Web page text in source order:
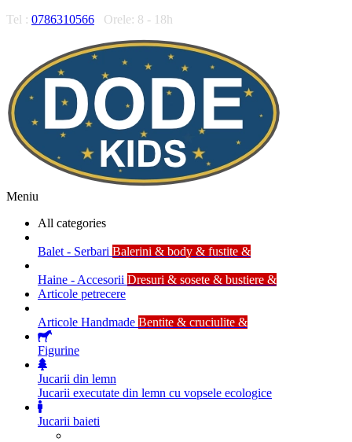
Tel : 0786310566 Orele: 8 - 18h
Meniu
All categories
Balet - Serbari Balerini & body & fustite &
Haine - Accesorii Dresuri & sosete & bustiere &
Articole petrecere
Articole Handmade Bentite & cruciulite &
Figurine
Jucarii din lemn
Jucarii executate din lemn cu vopsele ecologice
Jucarii baieti